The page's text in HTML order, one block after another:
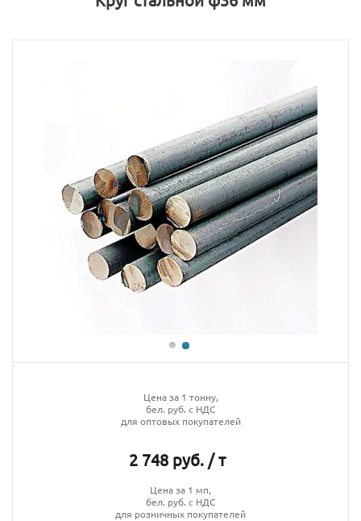
Цена за 1 тонну,
бел. руб. с НДС
для оптовых покупателей
2 748 руб. / т
Цена за 1 мп,
бел. руб. с НДС
для розничных покупателей